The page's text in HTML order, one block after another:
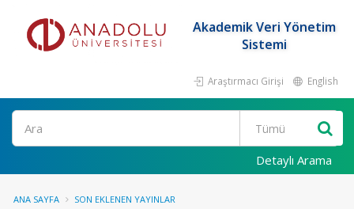
Akademik Veri Yönetim
Sistemi
Araştırmacı Girişi English
Ara
Detaylı Arama
ANA SAYFA SON EKLENEN YAYINLAR